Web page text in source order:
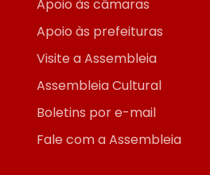
Apoio às câmaras
Apoio às prefeituras
Visite a Assembleia
Assembleia Cultural
Boletins por e-mail
Fale com a Assembleia